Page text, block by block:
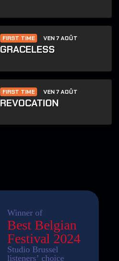
FIRST TIME VEN 7 AOÛT
GRACELESS
FIRST TIME VEN 7 AOÛT
REVOCATION